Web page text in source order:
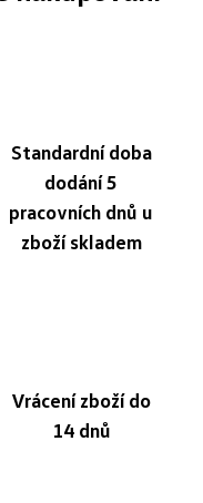
Standardní doba
dodání 5
pracovních dnů u
zboží skladem
Vrácení zboží do
14 dnů